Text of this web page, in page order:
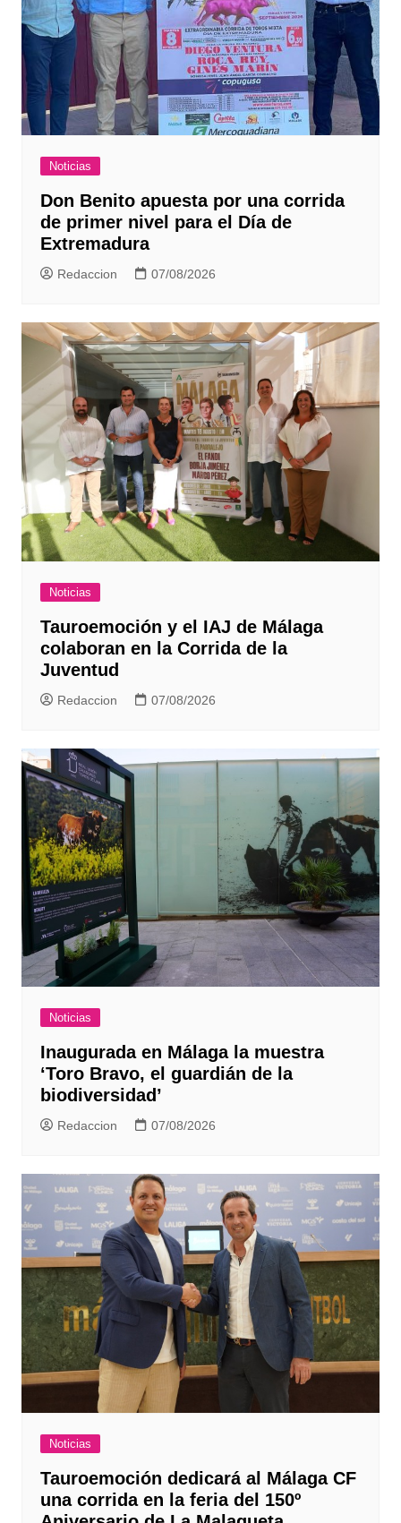
Noticias
Don Benito apuesta por una corrida
de primer nivel para el Día de
Extremadura
Redaccion 07/08/2026
Noticias
Tauroemoción y el IAJ de Málaga
colaboran en la Corrida de la
Juventud
Redaccion 07/08/2026
Noticias
Inaugurada en Málaga la muestra
‘Toro Bravo, el guardián de la
biodiversidad’
Redaccion 07/08/2026
Noticias
Tauroemoción dedicará al Málaga CF
una corrida en la feria del 150º